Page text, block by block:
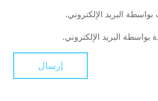
بواسطة البريد الإلكتروني.
بواسطة البريد الإلكتروني.